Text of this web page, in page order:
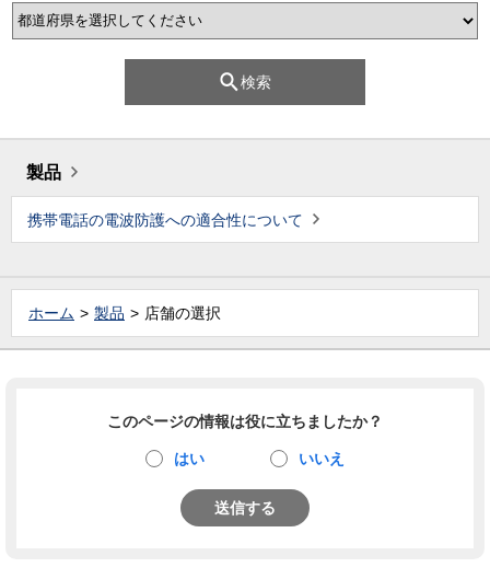
検索
製品
携帯電話の電波防護への適合性について
ホーム 製品 店舗の選択
このページの情報は役に立ちましたか？
はい いいえ
送信する